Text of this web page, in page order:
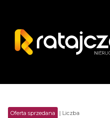
Oferta sprzedana
| Liczba